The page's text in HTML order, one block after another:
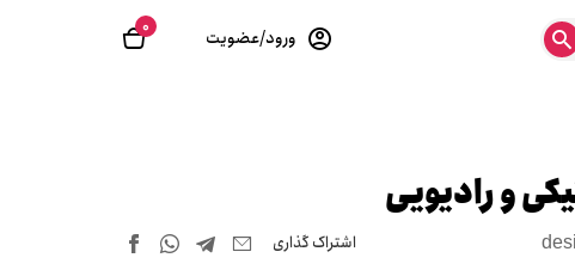
0 ورود/عضویت
و رادیویی
اشتراک‌ گذاری